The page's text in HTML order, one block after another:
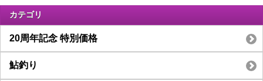
カテゴリ
20周年記念 特別価格
鮎釣り